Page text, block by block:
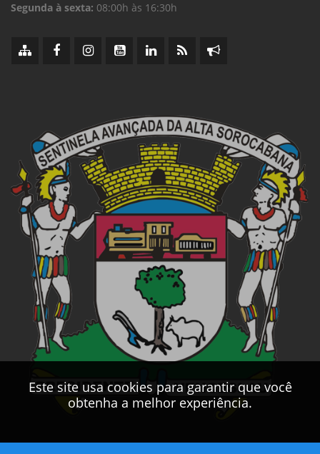
Este site usa cookies para garantir que você
obtenha a melhor experiência.
Segunda à sexta: 08:00h às 16:30h